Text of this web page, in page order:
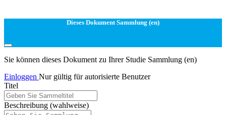
Dieses Dokument Sammlung (en)
Sie können dieses Dokument zu Ihrer Studie Sammlung (en)
Einloggen Nur gültig für autorisierte Benutzer
Titel
Beschreibung (wahlweise)